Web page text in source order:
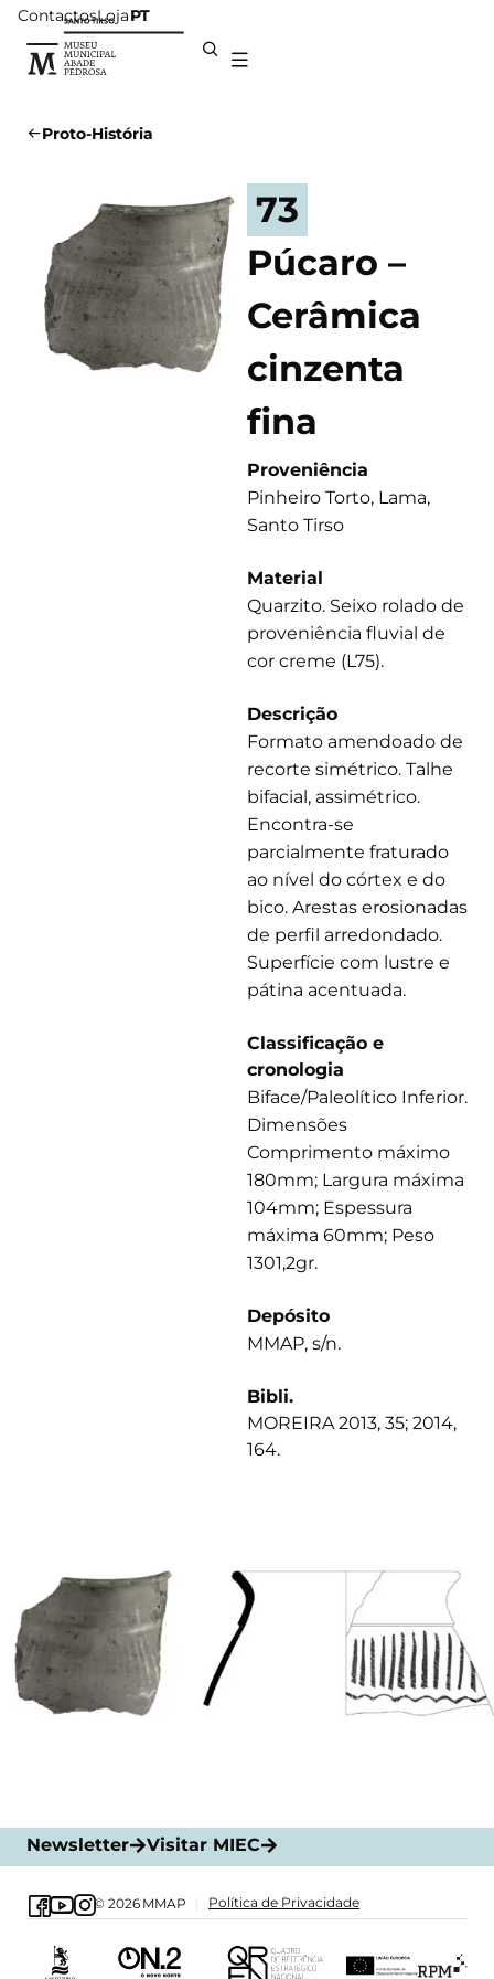
ContactosLojaPT
Proto-História
73
Púcaro –
Cerâmica
cinzenta
fina
Proveniência
Pinheiro Torto, Lama,
Santo Tirso
Material
Quarzito. Seixo rolado de
proveniência fluvial de
cor creme (L75).
Descrição
Formato amendoado de
recorte simétrico. Talhe
bifacial, assimétrico.
Encontra-se
parcialmente fraturado
ao nível do córtex e do
bico. Arestas erosionadas
de perfil arredondado.
Superfície com lustre e
pátina acentuada.
Classificação e
cronologia
Biface/Paleolítico Inferior.
Dimensões
Comprimento máximo
180mm; Largura máxima
104mm; Espessura
máxima 60mm; Peso
1301,2gr.
Depósito
MMAP, s/n.
Bibli.
MOREIRA 2013, 35; 2014,
164.
Newsletter Visitar MIEC
© 2026 MMAP Política de Privacidade